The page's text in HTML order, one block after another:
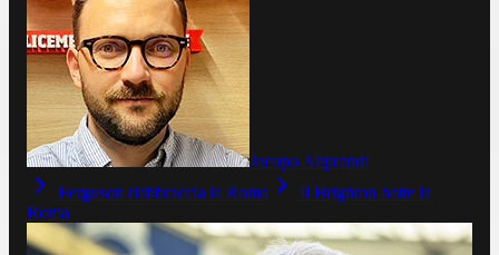
Jacopo Aliprandi
Ferguson riabbraccia la Roma
Il Brighton batte la
Roma